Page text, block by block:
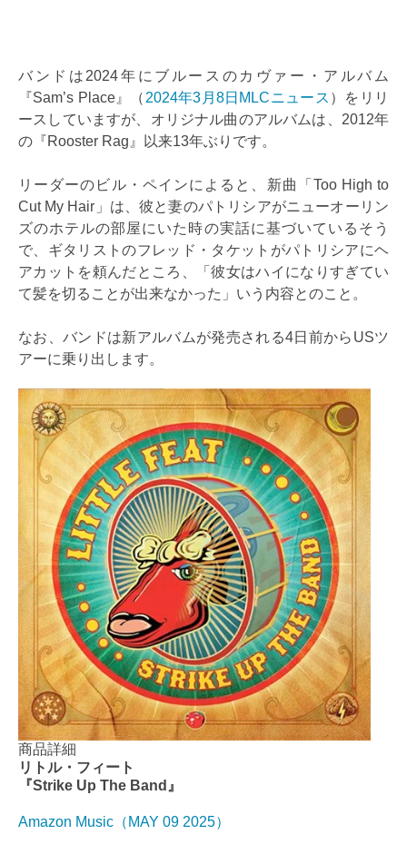
バンドは2024年にブルースのカヴァー・アルバム
『Sam’s Place』（ 2024年3月8日MLCニュース ）をリリ
ースしていますが、オリジナル曲のアルバムは、2012年
の『Rooster Rag』以来13年ぶりです。
リーダーのビル・ペインによると、新曲「Too High to
Cut My Hair」は、彼と妻のパトリシアがニューオーリン
ズのホテルの部屋にいた時の実話に基づいているそう
で、ギタリストのフレッド・タケットがパトリシアにヘ
アカットを頼んだところ、「彼女はハイになりすぎてい
て髪を切ることが出来なかった」いう内容とのこと。
なお、バンドは新アルバムが発売される4日前からUSツ
アーに乗り出します。
商品詳細
リトル・フィート
『Strike Up The Band』
Amazon Music（MAY 09 2025）